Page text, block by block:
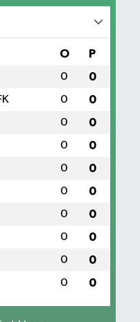
O P
0 0
0 0
0 0
0 0
0 0
0 0
0 0
0 0
0 0
0 0